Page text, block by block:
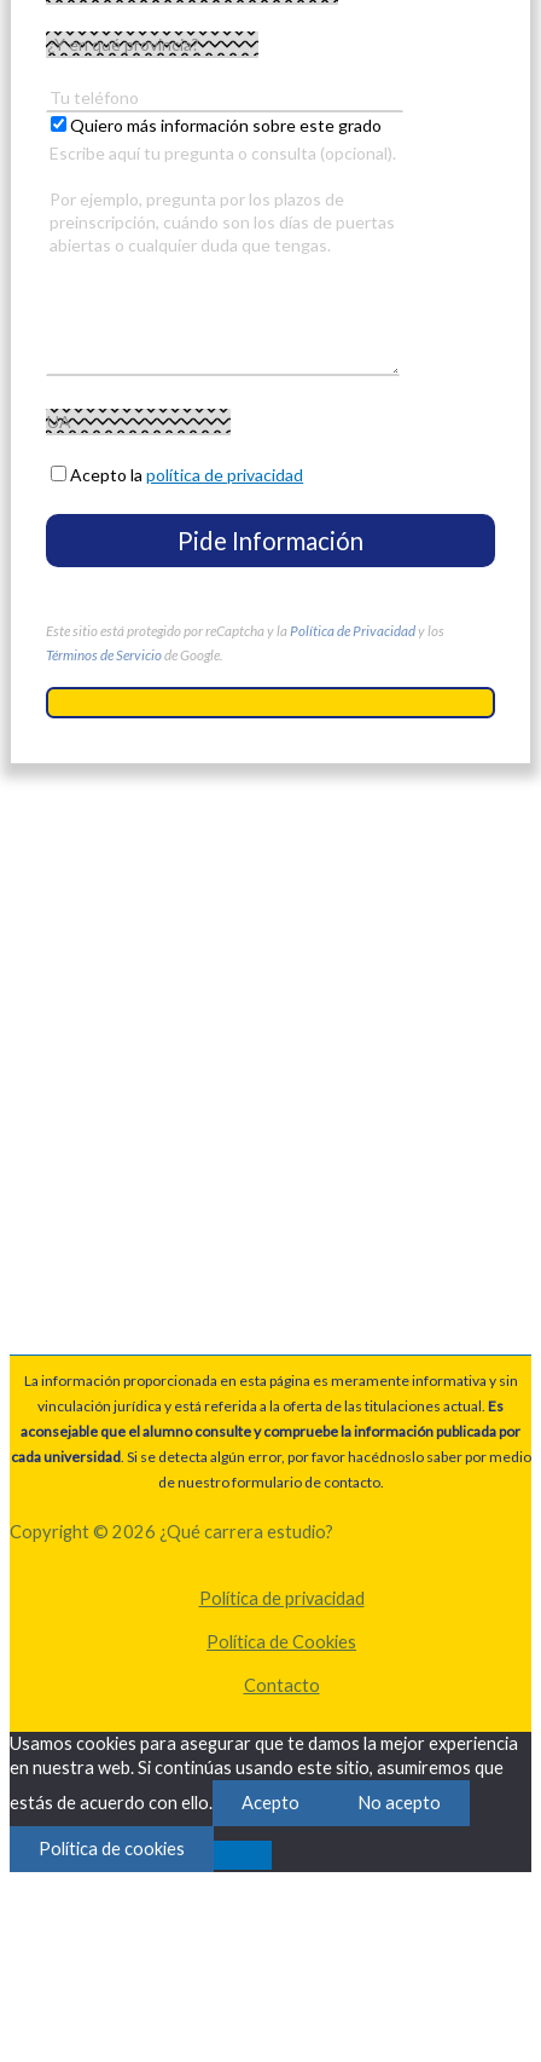
Quiero más información sobre este grado
Acepto lapolítica de privacidad
Este sitio está protegido por reCaptcha y la Política de Privacidady los
Términos de Serviciode Google.
La información proporcionada en esta página es meramente informativa y sin
vinculación jurídica y está referida a la oferta de las titulaciones actual. Es
aconsejable que el alumno consulte y compruebe la información publicada por
cada universidad. Si se detecta algún error, por favor hacédnoslo saber por medio
de nuestro formulario de contacto.
Copyright © 2026 ¿Qué carrera estudio?
Política de privacidad
Política de Cookies
Contacto
Usamos cookies para asegurar que te damos la mejor experiencia
en nuestra web. Si continúas usando este sitio, asumiremos que
estás de acuerdo con ello.
Acepto No acepto
Política de cookies